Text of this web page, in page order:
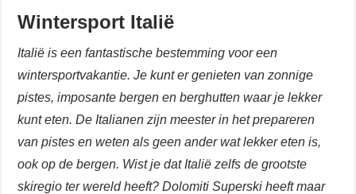
Wintersport Italië
Italië is een fantastische bestemming voor een
wintersportvakantie. Je kunt er genieten van zonnige
pistes, imposante bergen en berghutten waar je lekker
kunt eten. De Italianen zijn meester in het prepareren
van pistes en weten als geen ander wat lekker eten is,
ook op de bergen. Wist je dat Italië zelfs de grootste
skiregio ter wereld heeft? Dolomiti Superski heeft maar